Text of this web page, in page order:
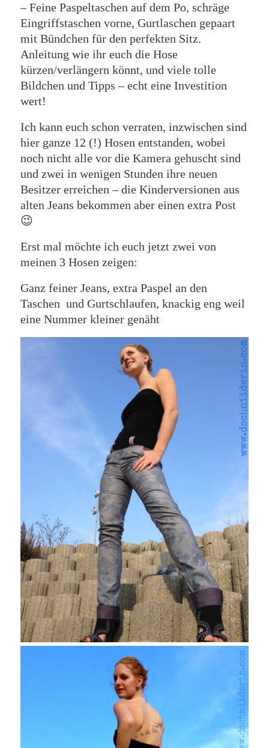
– Feine Paspeltaschen auf dem Po, schräge
Eingriffstaschen vorne, Gurtlaschen gepaart
mit Bündchen für den perfekten Sitz.
Anleitung wie ihr euch die Hose
kürzen/verlängern könnt, und viele tolle
Bildchen und Tipps – echt eine Investition
wert!
Ich kann euch schon verraten, inzwischen sind
hier ganze 12 (!) Hosen entstanden, wobei
noch nicht alle vor die Kamera gehuscht sind
und zwei in wenigen Stunden ihre neuen
Besitzer erreichen – die Kinderversionen aus
alten Jeans bekommen aber einen extra Post
😉
Erst mal möchte ich euch jetzt zwei von
meinen 3 Hosen zeigen:
Ganz feiner Jeans, extra Paspel an den
Taschen und Gurtschlaufen, knackig eng weil
eine Nummer kleiner genäht